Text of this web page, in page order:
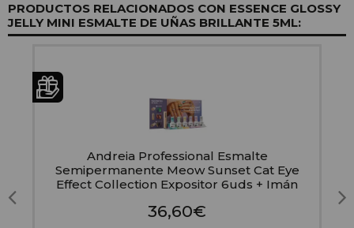
PRODUCTOS RELACIONADOS CON ESSENCE GLOSSY
JELLY MINI ESMALTE DE UÑAS BRILLANTE 5ML:
Andreia Professional Esmalte
Semipermanente Meow Sunset Cat Eye
Effect Collection Expositor 6uds + Imán
36,60€